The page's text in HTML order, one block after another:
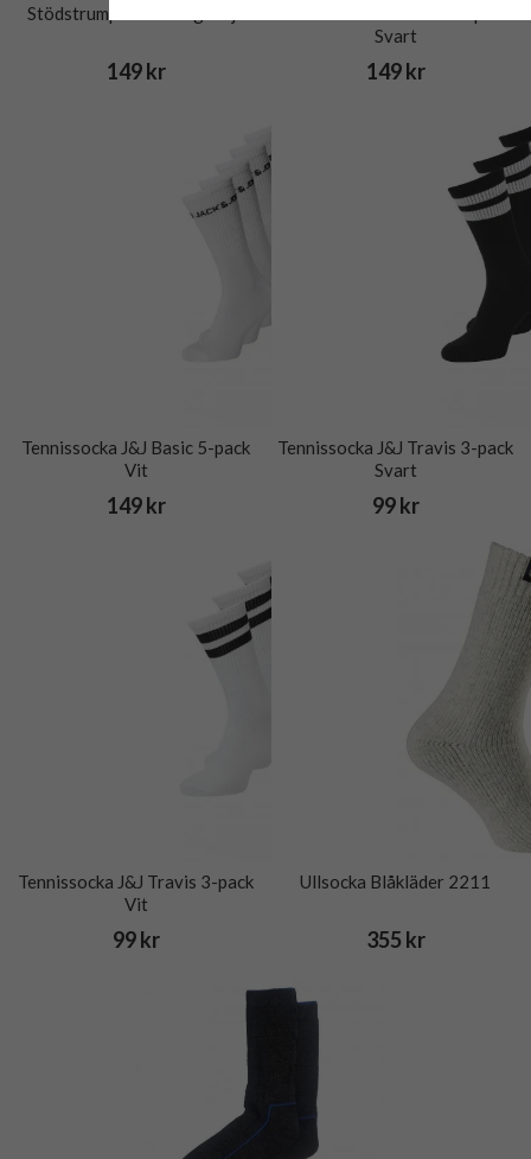
Stödstrumpa med dragkedja
149 kr
Svart
149 kr
Tennissocka J&J Basic 5-pack
Vit
149 kr
Tennissocka J&J Travis 3-pack
Svart
99 kr
Tennissocka J&J Travis 3-pack
Vit
99 kr
Ullsocka Blåkläder 2211
355 kr